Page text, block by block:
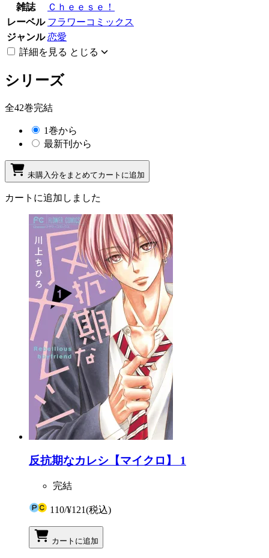
雑誌
Ｃｈｅｅｓｅ！
レーベル フラワーコミックス
ジャンル 恋愛
詳細を見る とじる
シリーズ
全42巻完結
1巻から
最新刊から
未購入分をまとめてカートに追加
カートに追加しました
反抗期なカレシ【マイクロ】 1
完結
110/¥121(税込)
カートに追加